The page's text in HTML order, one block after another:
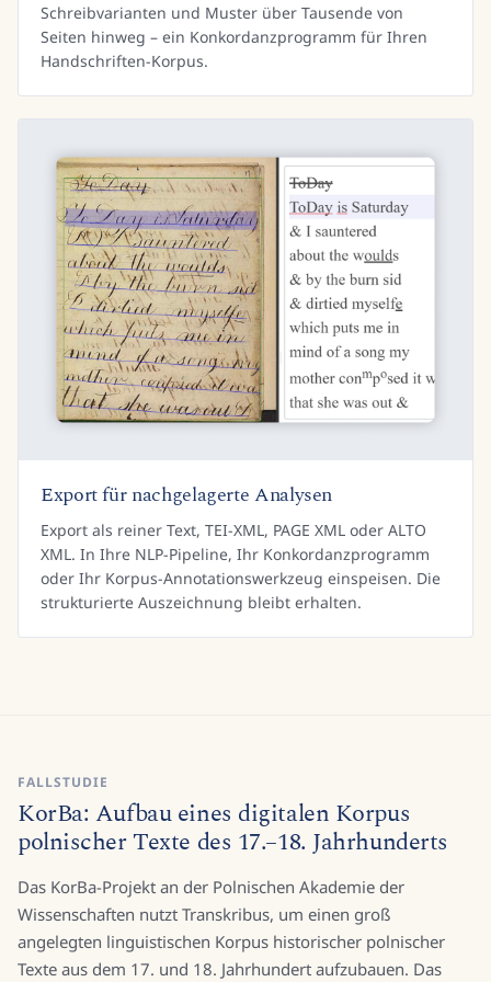
Schreibvarianten und Muster über Tausende von
Seiten hinweg – ein Konkordanzprogramm für Ihren
Handschriften-Korpus.
Export für nachgelagerte Analysen
Export als reiner Text, TEI-XML, PAGE XML oder ALTO
XML. In Ihre NLP-Pipeline, Ihr Konkordanzprogramm
oder Ihr Korpus-Annotationswerkzeug einspeisen. Die
strukturierte Auszeichnung bleibt erhalten.
FALLSTUDIE
KorBa: Aufbau eines digitalen Korpus
polnischer Texte des 17.–18. Jahrhunderts
Das KorBa-Projekt an der Polnischen Akademie der
Wissenschaften nutzt Transkribus, um einen groß
angelegten linguistischen Korpus historischer polnischer
Texte aus dem 17. und 18. Jahrhundert aufzubauen. Das